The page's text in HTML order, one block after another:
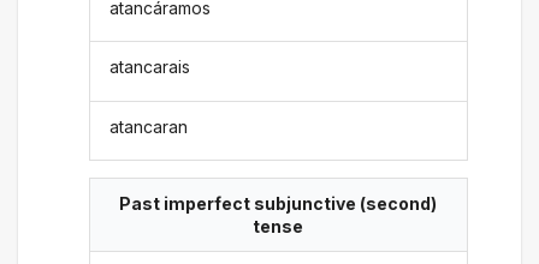
atancáramos
atancarais
atancaran
Past imperfect subjunctive (second)
tense